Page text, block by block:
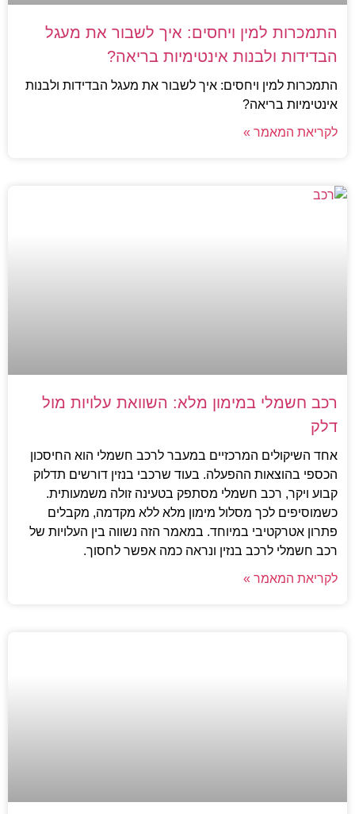
התמכרות למין ויחסים: איך לשבור את מעגל
הבדידות ולבנות אינטימיות בריאה?
התמכרות למין ויחסים: איך לשבור את מעגל הבדידות ולבנות
אינטימיות בריאה?
לקריאת המאמר »
רכב חשמלי במימון מלא: השוואת עלויות מול
דלק
אחד השיקולים המרכזיים במעבר לרכב חשמלי הוא החיסכון
הכספי בהוצאות ההפעלה. בעוד שרכבי בנזין דורשים תדלוק
קבוע ויקר, רכב חשמלי מסתפק בטעינה זולה משמעותית.
כשמוסיפים לכך מסלול מימון מלא ללא מקדמה, מקבלים
פתרון אטרקטיבי במיוחד. במאמר הזה נשווה בין העלויות של
רכב חשמלי לרכב בנזין ונראה כמה אפשר לחסוך.
לקריאת המאמר »